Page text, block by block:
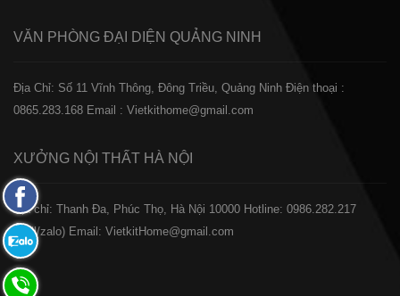
VĂN PHÒNG ĐẠI DIỆN QUẢNG NINH
Địa Chỉ: Số 11 Vĩnh Thông, Đông Triều, Quảng Ninh Điện thoại :
0865.283.168 Email : Vietkithome@gmail.com
XƯỞNG NỘI THẤT HÀ NỘI
️Địa chỉ: Thanh Đa, Phúc Thọ, Hà Nội 10000 Hotline: 0986.282.217
(Call/zalo) Email: VietkitHome@gmail.com
Fanpage
Facebook
Zalo:
0865.283.168
Hotline: